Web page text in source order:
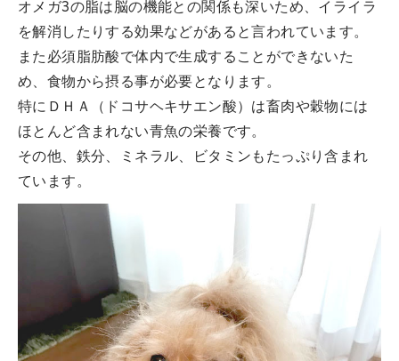
オメガ3の脂は脳の機能との関係も深いため、イライラ
を解消したりする効果などがあると言われています。
また必須脂肪酸で体内で生成することができないた
め、食物から摂る事が必要となります。
特にＤＨＡ（ドコサヘキサエン酸）は畜肉や穀物には
ほとんど含まれない青魚の栄養です。
その他、鉄分、ミネラル、ビタミンもたっぷり含まれ
ています。